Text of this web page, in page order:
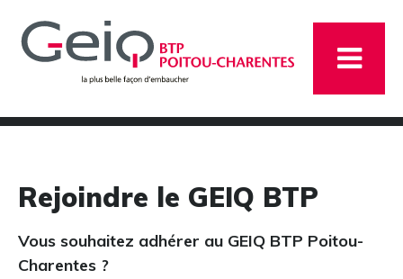
Rejoindre le GEIQ BTP
Vous souhaitez adhérer au GEIQ BTP Poitou-
Charentes ?